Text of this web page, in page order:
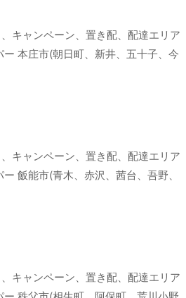
キャンペーン、置き配、配達エリア
本庄市(朝日町、新井、五十子、今
キャンペーン、置き配、配達エリア
飯能市(青木、赤沢、茜台、吾野、
キャンペーン、置き配、配達エリア